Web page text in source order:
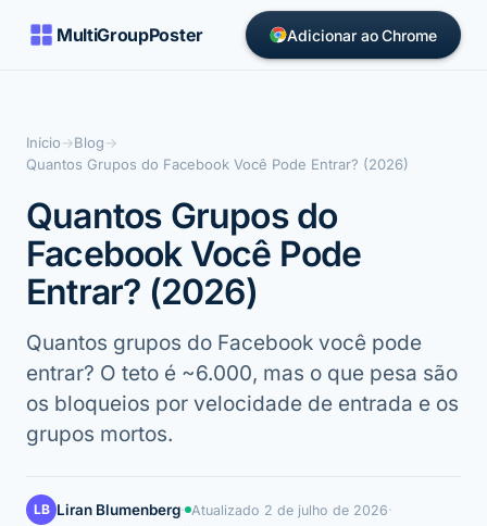
MultiGroupPoster Adicionar ao Chrome
Início→Blog→
Quantos Grupos do Facebook Você Pode Entrar? (2026)
Quantos Grupos do
Facebook Você Pode
Entrar? (2026)
Quantos grupos do Facebook você pode
entrar? O teto é ~6.000, mas o que pesa são
os bloqueios por velocidade de entrada e os
grupos mortos.
LB Liran Blumenberg· Atualizado 2 de julho de 2026·